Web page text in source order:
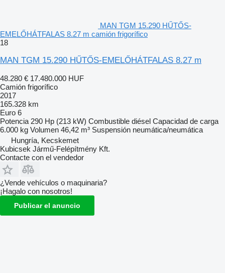
MAN TGM 15.290 HŰTŐS-
EMELŐHÁTFALAS 8.27 m camión frigorífico
18
MAN TGM 15.290 HŰTŐS-EMELŐHÁTFALAS 8.27 m
48.280 € 17.480.000 HUF
Camión frigorífico
2017
165.328 km
Euro 6
Potencia 290 Hp (213 kW) Combustible diésel Capacidad de carga
6.000 kg Volumen 46,42 m³ Suspensión neumática/neumática
Hungría, Kecskemet
Kubicsek Jármű-Felépítmény Kft.
Contacte con el vendedor
¿Vende vehículos o maquinaria?
¡Hagalo con nosotros!
Publicar el anuncio